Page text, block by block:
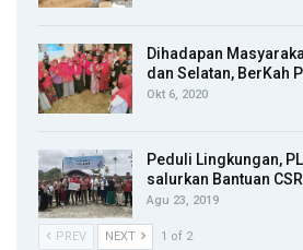
Dihadapan
dan Selatan, BerKah
Okt 6, 2020
Peduli Lingkungan,
salurkan Bantuan
Agu 23, 2019
PREV NEXT 1 of 2